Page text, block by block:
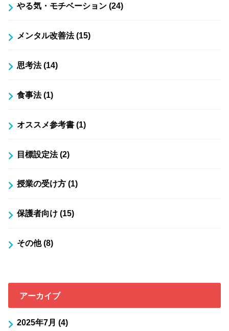
やる気・モチベーション (24)
メンタル改善法(15)
思考法(14)
食事法(1)
オススメ参考書 (1)
目標設定法(2)
授業の受け方 (1)
保護者向け (15)
その他(8)
アーカイブ
2025年7月 (4)